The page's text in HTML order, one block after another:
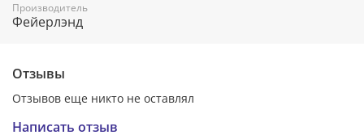
Производитель
Фейерлэнд
Отзывы
Отзывов еще никто не оставлял
Написать отзыв